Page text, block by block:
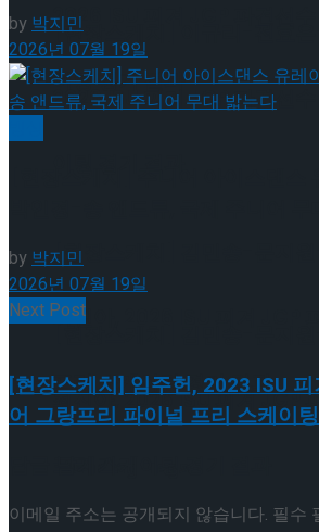
2026 ISU 피겨 JGP 파견선수
이팅 경기 결과
[현장스케치] 김민송-문지
최진아, 2026 ISU 피겨 JGP
프리 스케이팅 경기 결과
[현장스케치] 이규리-전효은
2026 ISU 피겨 JGP 파견선수
최진아, 2026 ISU 피겨 JGP
by박지민
2026년 07월 19일
by박지민
2026년 07월 19일
Next Post
[현장스케치] 임주헌, 2023 ISU
어 그랑프리 파이널 프리 스케이팅
이메일 주소는 공개되지 않습니다. 필수